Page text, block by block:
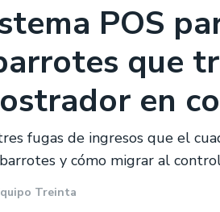
POS
que
en
fugas de ingresos que el
y cómo migrar al
Treinta